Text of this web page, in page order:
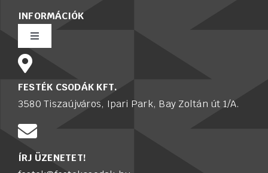
INFORMÁCIÓK
Toggle
Navigation
Rólunk
Értékesítő munkatársat keresünk
FESTÉK CSODÁK KFT.
3580 Tiszaújváros, Ipari Park, Bay Zoltán út 1/A.
ÍRJ ÜZENETET!